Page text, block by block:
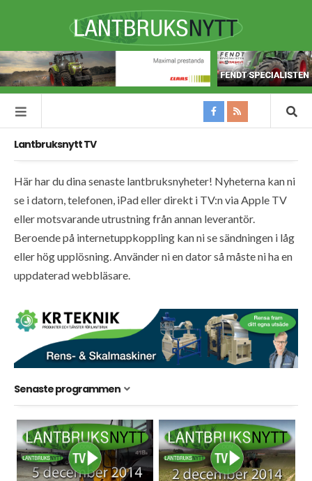
Lantbruksnytt TV
Här har du dina senaste lantbruksnyheter! Nyheterna kan ni
se i datorn, telefonen, iPad eller direkt i TV:n via Apple TV
eller motsvarande utrustning från annan leverantör.
Beroende på internetuppkoppling kan ni se sändningen i låg
eller hög upplösning. Använder ni en dator så måste ni ha en
uppdaterad webbläsare.
Senaste programmen